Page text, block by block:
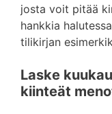
josta voit pitää
hankkia
tilikirjan
Laske
kiinteät